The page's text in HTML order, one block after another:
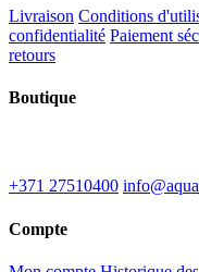
Livraison Conditions
confidentialité Paiement
retours
Boutique
+371 27510400
Compte